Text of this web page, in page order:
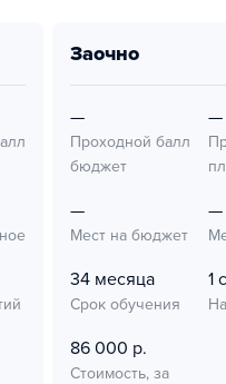
заочно
—
Проходной балл
бюджет
—
—
Мест на бюджет
—
34 месяца
Срок обучения
1
86 000 р.
Стоимость, за